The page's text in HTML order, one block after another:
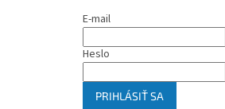
E-mail
Heslo
PRIHLÁSIŤ SA